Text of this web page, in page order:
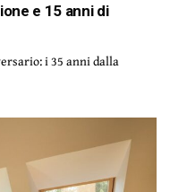
e 15 anni di
i 35 anni dalla